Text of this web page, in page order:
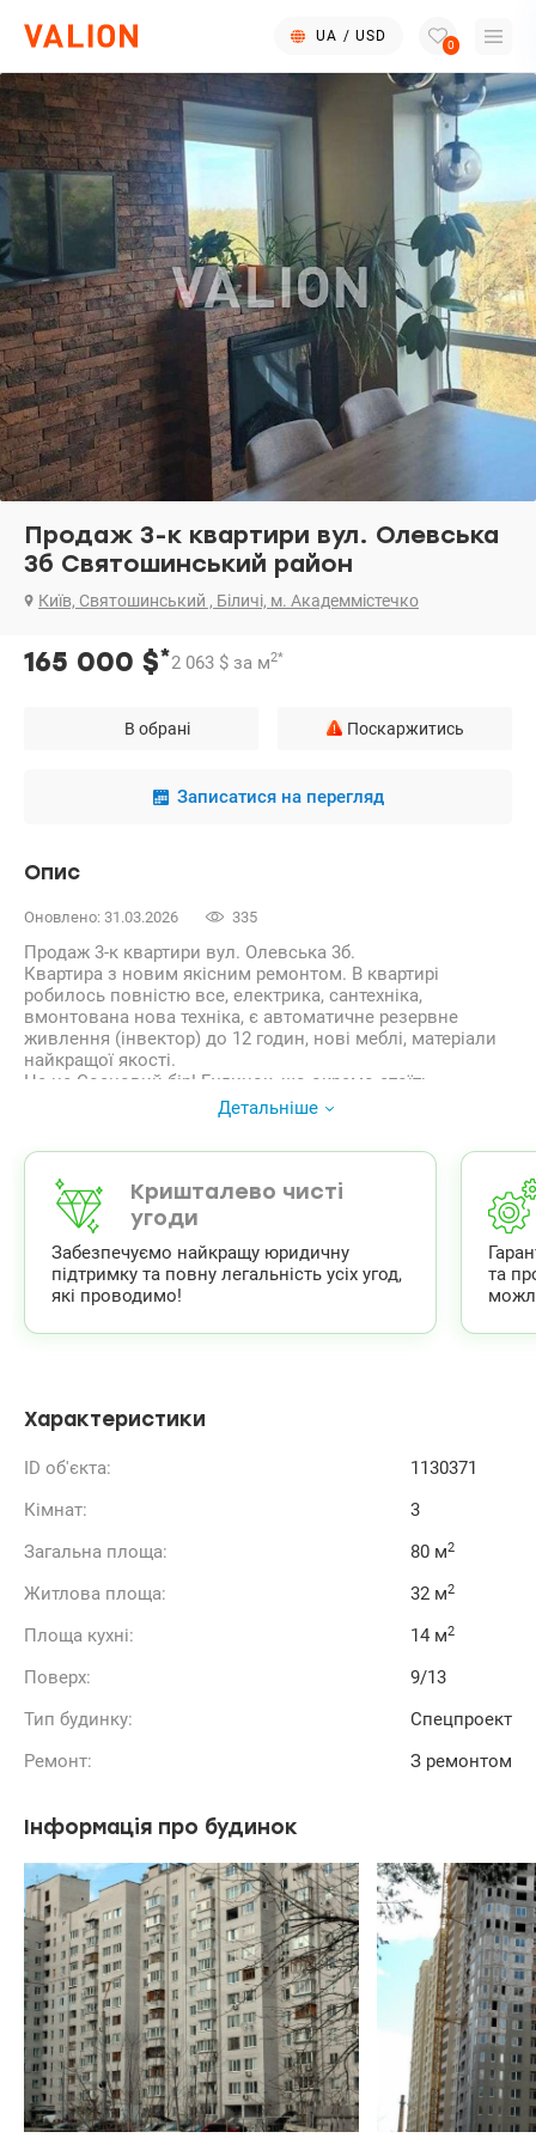
UA / USD
0
Продаж 3-к квартири вул. Олевська
3б Святошинський район
Київ, Святошинський , Біличі, м. Академмістечко
165 000 $*2 063 $ за м2*
В обрані Поскаржитись
Записатися на перегляд
Опис
Оновлено: 31.03.2026 335
Продаж 3-к квартири вул. Олевська 3б.
Квартира з новим якісним ремонтом. В квартирі
робилось повністю все, електрика, сантехніка,
вмонтована нова техніка, є автоматичне резервне
живлення (інвектор) до 12 годин, нові меблі, матеріали
найкращої якості.
Це не Сосновий бір! Будинок, що окремо стоїть.
Тихий район, гарна транспортна розвязка, поряд ліс,
В ціну також входить кладовка 5кв. погріб та
паркомісце.
044 200 10 80
valion.ua/1130371
Детальніше
Кришталево чисті
угоди
Забезпечуємо найкращу юридичну
підтримку та повну легальність усіх угод,
які проводимо!
та
Характеристики
ID об'єкта:
1130371
Кімнат:
3
Загальна площа:
80 м2
Житлова площа: 32 м2
Площа кухні: 14 м2
Поверх:
9/13
Тип будинку:
Спецпроект
Ремонт:
З ремонтом
Інформація про будинок